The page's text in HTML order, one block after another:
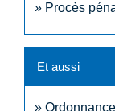
Procès
Et aussi